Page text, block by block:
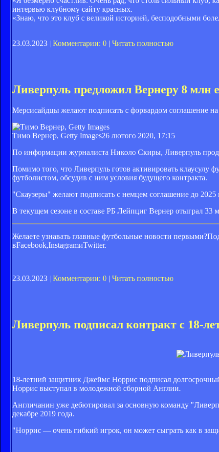
интервью клубному сайту красных.
«Знаю, что это клуб с великой историей, бесподобными
23.03.2023 | Комментарии: 0 Читать полностью
Ливерпуль предложил Вернеру 8 млн
Мерсисайдцы желают подписать с форвардом соглашение на
Тимо Вернер, Getty Images26 лютого 2020, 17:15
По информации журналиста Николо Скиры, Ливерпуль
Помимо того, что Ливерпуль готов активировать клаусулу
футболистом, обсудив с ним условия будущего контракта.
"Скаузеры" желают подписать с немцем соглашение до
В текущем сезоне в составе РБ Лейпциг Вернер отыграл 33
Желаете узнавать главные футбольные новости
вFacebook,InstagramиTwitter.
23.03.2023 | Комментарии: 0 | Читать полностью
Ливерпуль подписал контракт с 18-
18-летний защитник Джеймс Норрис подписал
Норрис выступал в молодежной сборной Англии.
Англичанин уже дебютировал за основную команду
декабре 2019 года.
"Норрис — очень гибкий игрок, он может сыграть как в